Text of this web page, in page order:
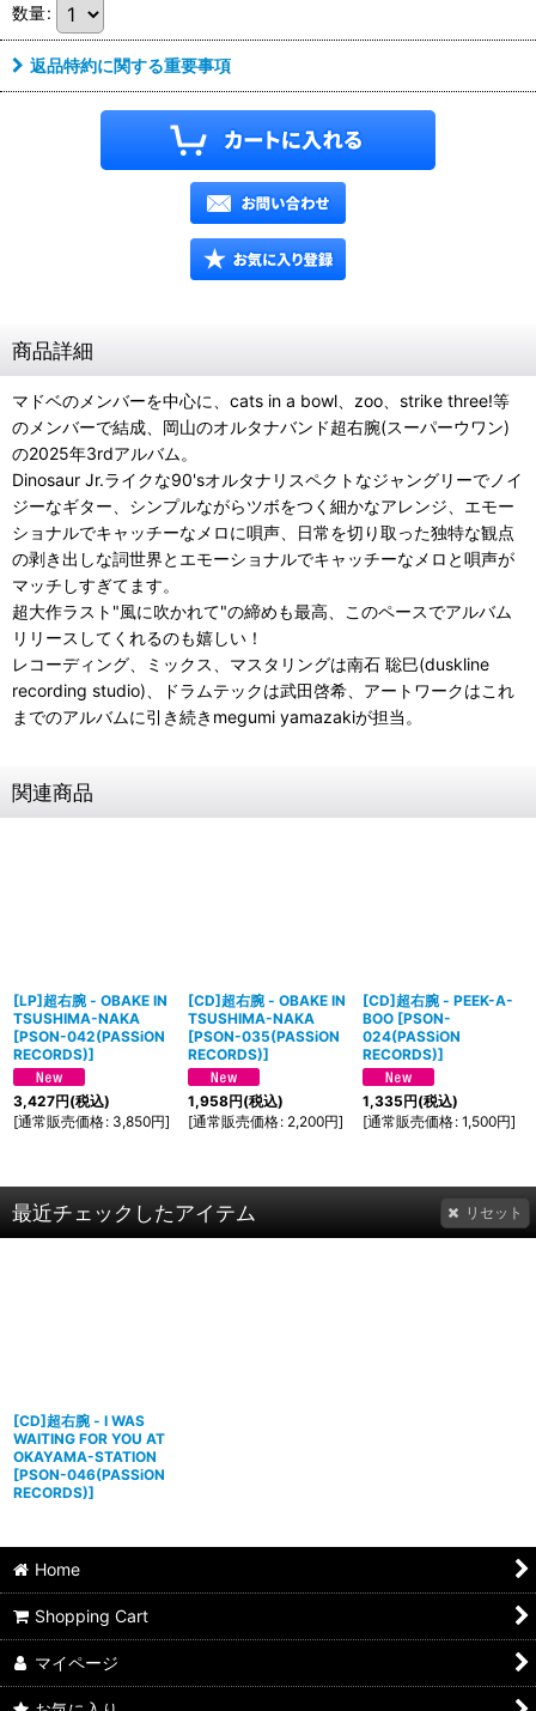
数量:
返品特約に関する重要事項
商品詳細
マドベのメンバーを中心に、cats in a bowl、zoo、strike three!等
のメンバーで結成、岡山のオルタナバンド超右腕(スーパーウワン)
の2025年3rdアルバム。
Dinosaur Jr.ライクな90'sオルタナリスペクトなジャングリーでノイ
ジーなギター、シンプルながらツボをつく細かなアレンジ、エモー
ショナルでキャッチーなメロに唄声、日常を切り取った独特な観点
の剥き出しな詞世界とエモーショナルでキャッチーなメロと唄声が
マッチしすぎてます。
超大作ラスト"風に吹かれて"の締めも最高、このペースでアルバム
リリースしてくれるのも嬉しい！
レコーディング、ミックス、マスタリングは南石 聡巳(duskline
recording studio)、ドラムテックは武田啓希、アートワークはこれ
までのアルバムに引き続きmegumi yamazakiが担当。
関連商品
[LP]超右腕 - OBAKE IN
TSUSHIMA-NAKA
[PSON-042(PASSiON
RECORDS)]
3,427円(税込)
[通常販売価格: 3,850円]
[CD]超右腕 - OBAKE IN
TSUSHIMA-NAKA
[PSON-035(PASSiON
RECORDS)]
1,958円(税込)
[通常販売価格: 2,200円]
[CD]超右腕 - PEEK-A-
BOO [PSON-
024(PASSiON
RECORDS)]
1,335円(税込)
[通常販売価格: 1,500円]
最近チェックしたアイテム リセット
[CD]超右腕 - I WAS
WAITING FOR YOU AT
OKAYAMA-STATION
[PSON-046(PASSiON
RECORDS)]
Home
Shopping Cart
マイページ